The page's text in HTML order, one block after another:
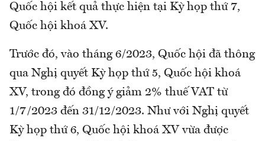
Quốc hội kết quả thực hiện tại Kỳ họp thứ 7,
Quốc hội khoá XV.
Trước đó, vào tháng 6/2023, Quốc hội đã thông
qua Nghị quyết Kỳ họp thứ 5, Quốc hội khoá
XV, trong đó đồng ý giảm 2% thuế VAT từ
1/7/2023 đến 31/12/2023. Như với Nghị quyết
Kỳ họp thứ 6, Quốc hội khoá XV vừa được